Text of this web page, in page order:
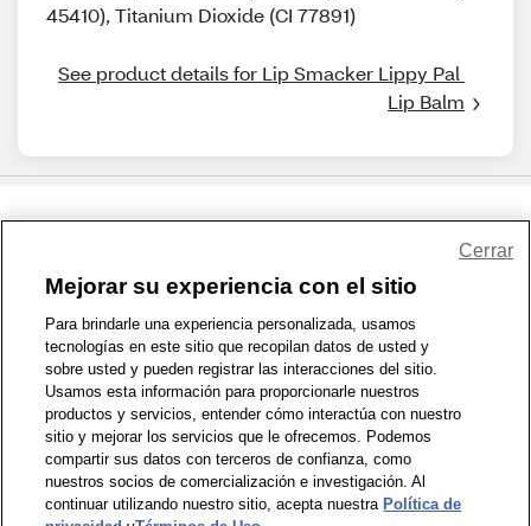
45410), Titanium Dioxide (CI 77891)
See product details for Lip Smacker Lippy Pal
Lip Balm
1-800-679-9691 | Contáctenos | Términos de Uso | Accesibilidad
Política de Privacidad | WA Privacy Policy | Mapa del sitio
Zona de Bienestar | © 1999 - 2026 CVS.com
Mejorar su experiencia con el sitio
Para brindarle una experiencia personalizada, usamos
tecnologías en este sitio que recopilan datos de usted y
sobre usted y pueden registrar las interacciones del sitio.
Usamos esta información para proporcionarle nuestros
productos y servicios, entender cómo interactúa con nuestro
sitio y mejorar los servicios que le ofrecemos. Podemos
compartir sus datos con terceros de confianza, como
nuestros socios de comercialización e investigación. Al
continuar utilizando nuestro sitio, acepta nuestra Política de
Cerrar